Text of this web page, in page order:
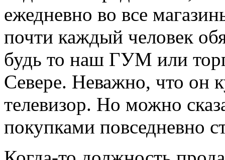
ежедневно во все
почти каждый человек
будь то наш ГУМ или
Севере. Неважно, что он
телевизор. Ho можно
покупками повседневно